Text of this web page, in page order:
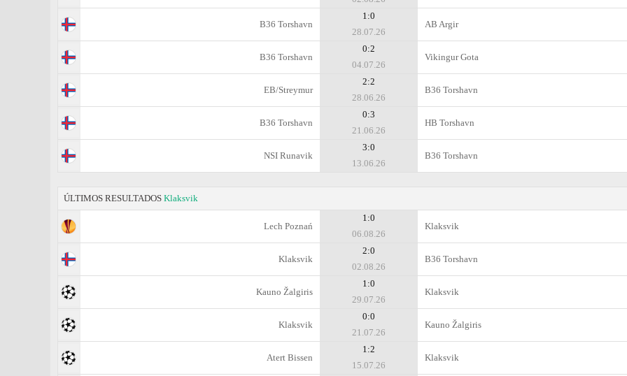
B36 Torshavn
1:0
28.07.26
AB Argir
B36 Torshavn
0:2
04.07.26
Vikingur Gota
EB/Streymur
2:2
28.06.26
B36 Torshavn
B36 Torshavn
0:3
21.06.26
HB Torshavn
NSI Runavik
3:0
13.06.26
B36 Torshavn
ÚLTIMOS RESULTADOS Klaksvik
Lech Poznań
1:0
06.08.26
Klaksvik
Klaksvik
2:0
02.08.26
B36 Torshavn
Kauno Žalgiris
1:0
29.07.26
Klaksvik
Klaksvik
0:0
21.07.26
Kauno Žalgiris
Atert Bissen
1:2
15.07.26
Klaksvik